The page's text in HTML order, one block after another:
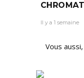
Il y a 1 semaine
Vous